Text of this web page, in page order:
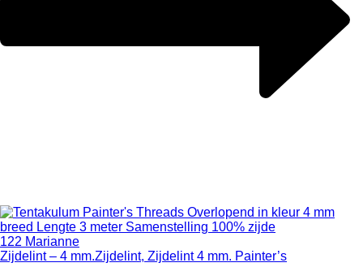
122 Marianne
Zijdelint – 4 mm.Zijdelint, Zijdelint 4 mm. Painter’s